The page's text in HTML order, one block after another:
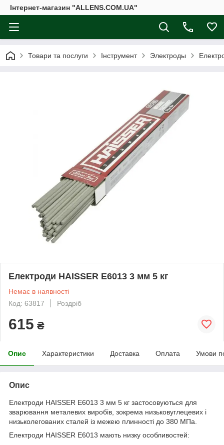
Інтернет-магазин "ALLENS.COM.UA"
Товари та послуги Інструмент Электроды
Електроди HAISSER E6013 3 мм 5 кг
Немає в наявності
Код: 63817
Роздріб
615 ₴
Опис Характеристики Доставка Оплата Умови
Опис
Електроди HAISSER E6013 3 мм 5 кг застосовуються для
зварювання металевих виробів, зокрема низьковуглецевих і
низьколегованих сталей із межею плинності до 380 МПа.
Електроди HAISSER E6013 мають низку особливостей: